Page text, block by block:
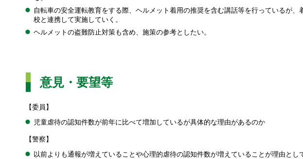
自転車の安全運転教育をする際、ヘルメット着用の推奨を含む講話等を行っているが
校と連携して実施していく。
ヘルメットの盗難防止対策も含め、施策の参考としたい。
意見・要望等
【委員】
児童虐待の認知件数が前年に比べて増加しているが具体的な理由があるのか
【警察】
以前よりも通報が増えていることや心理的虐待の認知件数が増えていることが理由とし